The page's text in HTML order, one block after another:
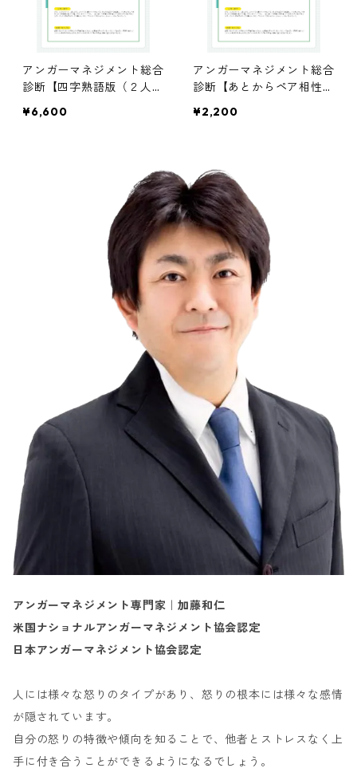
アンガーマネジメント総合
診断【四字熟語版（２人
¥6,600
アンガーマネジメント総合
診断【あとからペア相性診
¥2,200
アンガーマネジメント専門家｜加藤和仁
米国ナショナルアンガーマネジメント協会認定
日本アンガーマネジメント協会認定
人には様々な怒りのタイプがあり、怒りの根本には様々な感情
が隠されています。
自分の怒りの特徴や傾向を知ることで、他者とストレスなく上
手に付き合うことができるようになるでしょう。